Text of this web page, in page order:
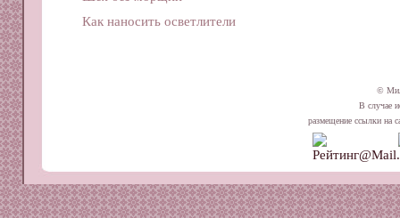
Как наносить осветлители
©
В случае
размещение ссылки на